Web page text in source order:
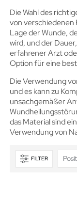
Die Wahl des
von verschiedenen
Lage der Wunde,
wird, und der
erfahrener Arzt
Option für eine
Die Verwendung
und es kann zu
unsachgemäßer
das Material sind
Verwendung von
FILTER